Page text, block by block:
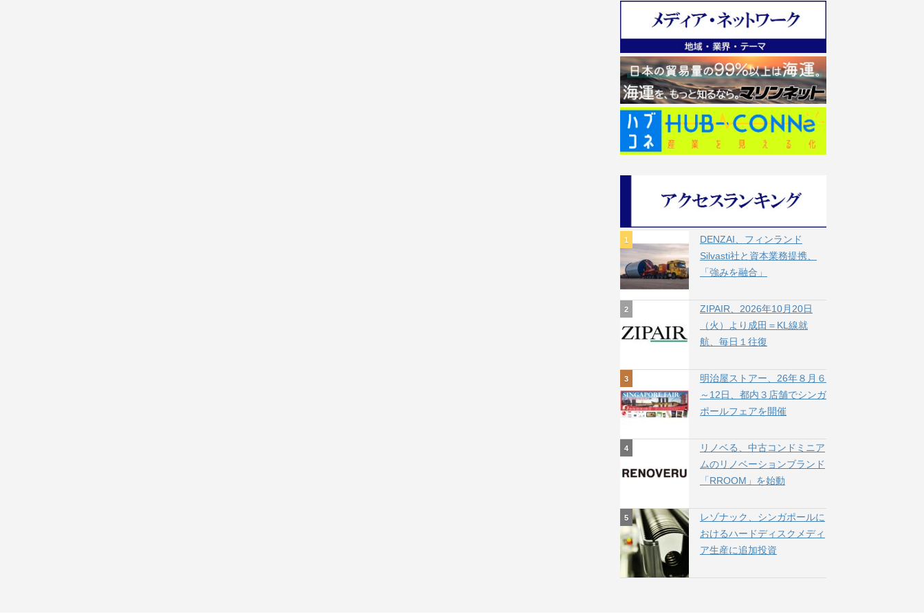
DENZAI、フィンランド
Silvasti社と資本業務提携、
「強みを融合」
ZIPAIR、2026年10月20日
（火）より成田＝KL線就
航、毎日１往復
明治屋ストアー、26年８月６
～12日、都内３店舗でシンガ
ポールフェアを開催
リノベる、中古コンドミニア
ムのリノベーションブランド
「RROOM」を始動
レゾナック、シンガポールに
おけるハードディスクメディ
ア生産に追加投資